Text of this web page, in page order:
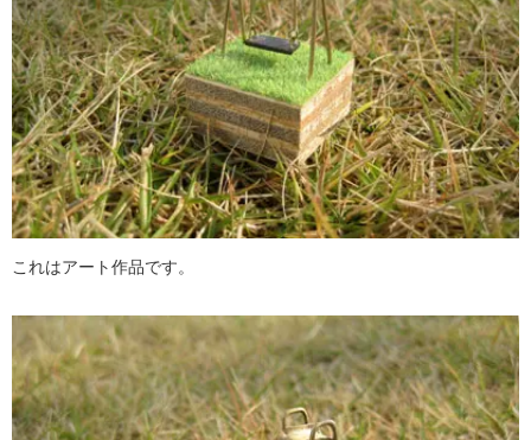
これはアート作品です。